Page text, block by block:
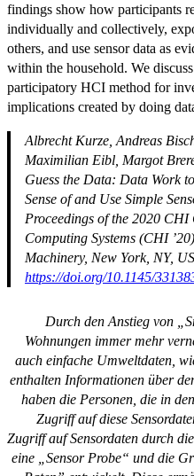
findings show how participants
individually and collectively,
others, and use sensor data as
within the household. We
participatory HCI method for
implications created by doing
Albrecht Kurze, Andreas
Maximilian Eibl, Margot
Guess the Data: Data Work
Sense of and Use Simple
Proceedings of the 2020
Computing Systems (CHI ’20
Machinery, New York, NY,
https://doi.org/10.1145/
Durch den Anstieg von
Wohnungen immer mehr
auch einfache Umweltdaten,
enthalten Informationen über
haben die Personen, die in
Zugriff auf diese
Zugriff auf Sensordaten durch
eine „Sensor Probe“ und die